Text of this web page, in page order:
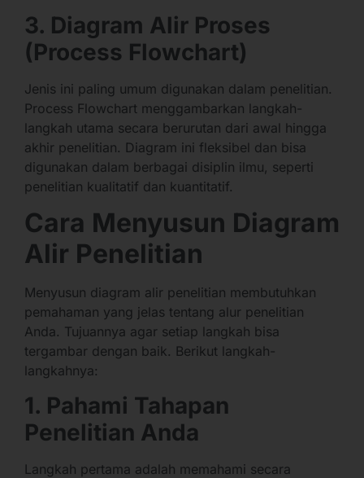
3. Diagram Alir Proses
(Process Flowchart)
Jenis ini paling umum digunakan dalam penelitian.
Process Flowchart menggambarkan langkah-
langkah utama secara berurutan dari awal hingga
akhir penelitian. Diagram ini fleksibel dan bisa
digunakan dalam berbagai disiplin ilmu, seperti
penelitian kualitatif dan kuantitatif.
Cara Menyusun Diagram
Alir Penelitian
Menyusun diagram alir penelitian membutuhkan
pemahaman yang jelas tentang alur penelitian
Anda. Tujuannya agar setiap langkah bisa
tergambar dengan baik. Berikut langkah-
langkahnya:
1. Pahami Tahapan
Penelitian Anda
Langkah pertama adalah memahami secara